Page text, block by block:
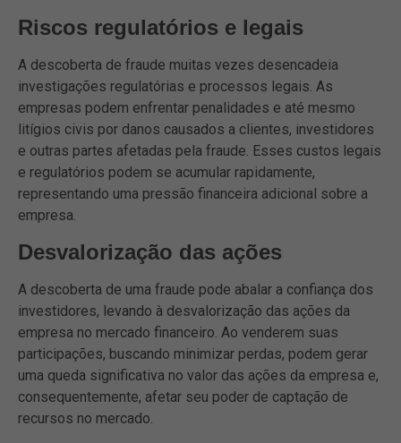
Riscos regulatórios e legais
A descoberta de fraude muitas vezes desencadeia
investigações regulatórias e processos legais. As
empresas podem enfrentar penalidades e até mesmo
litígios civis por danos causados a clientes, investidores
e outras partes afetadas pela fraude. Esses custos legais
e regulatórios podem se acumular rapidamente,
representando uma pressão financeira adicional sobre a
empresa.
Desvalorização das ações
A descoberta de uma fraude pode abalar a confiança dos
investidores, levando à desvalorização das ações da
empresa no mercado financeiro. Ao venderem suas
participações, buscando minimizar perdas, podem gerar
uma queda significativa no valor das ações da empresa e,
consequentemente, afetar seu poder de captação de
recursos no mercado.